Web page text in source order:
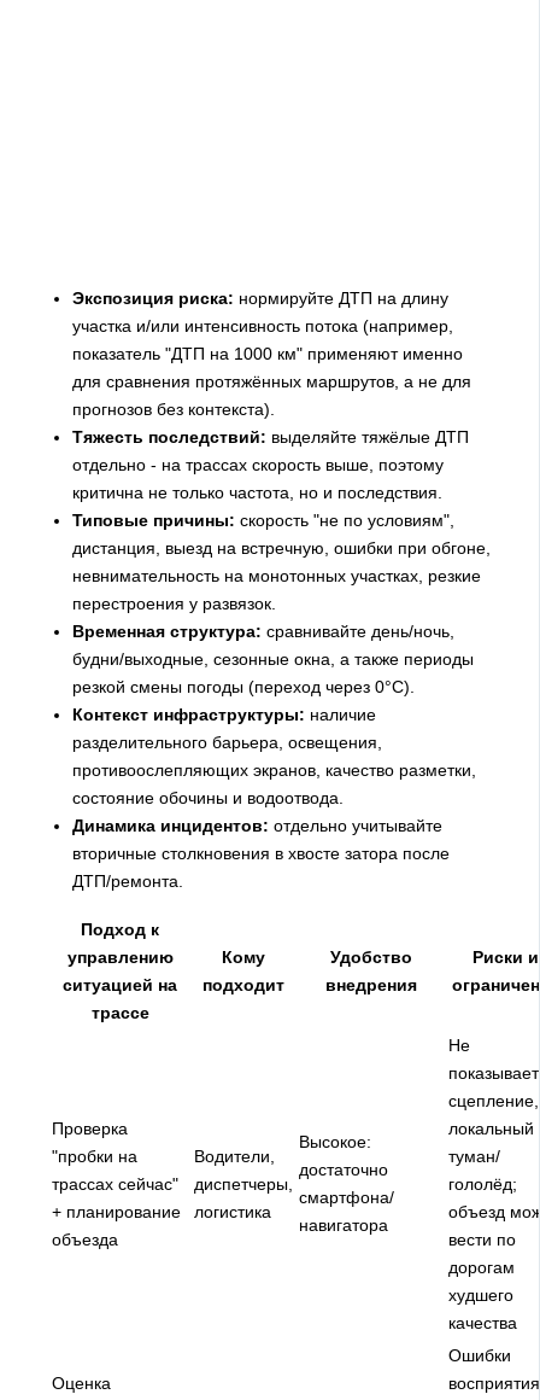
Экспозиция риска: нормируйте ДТП на длину
участка и/или интенсивность потока (например,
показатель "ДТП на 1000 км" применяют именно
для сравнения протяжённых маршрутов, а не для
прогнозов без контекста).
Тяжесть последствий: выделяйте тяжёлые ДТП
отдельно - на трассах скорость выше, поэтому
критична не только частота, но и последствия.
Типовые причины: скорость "не по условиям",
дистанция, выезд на встречную, ошибки при обгоне,
невнимательность на монотонных участках, резкие
перестроения у развязок.
Временная структура: сравнивайте день/ночь,
будни/выходные, сезонные окна, а также периоды
резкой смены погоды (переход через 0°C).
Контекст инфраструктуры: наличие
разделительного барьера, освещения,
противоослепляющих экранов, качество разметки,
состояние обочины и водоотвода.
Динамика инцидентов: отдельно учитывайте
вторичные столкновения в хвосте затора после
ДТП/ремонта.
Подход к
управлению
ситуацией на
трассе
Кому
подходит
Удобство
внедрения
Риски и
Проверка
"пробки на
трассах сейчас"
+ планирование
объезда
Водители,
диспетчеры,
логистика
Высокое:
достаточно
смартфона/
навигатора
Не
показывает
сцепление,
локальный
туман/
гололёд;
объезд
вести по
дорогам
худшего
качества
Оценка
Ошибки
восприятия